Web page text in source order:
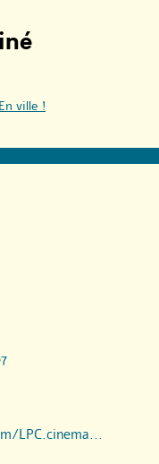
ville !
LPC.cinema...